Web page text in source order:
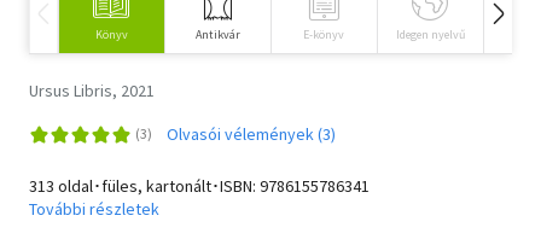
Könyv Antikvár E-könyv Idegen nyelvű
Ursus Libris, 2021
Olvasói vélemények (3)
313 oldal･füles, kartonált･ISBN: 9786155786341
További részletek